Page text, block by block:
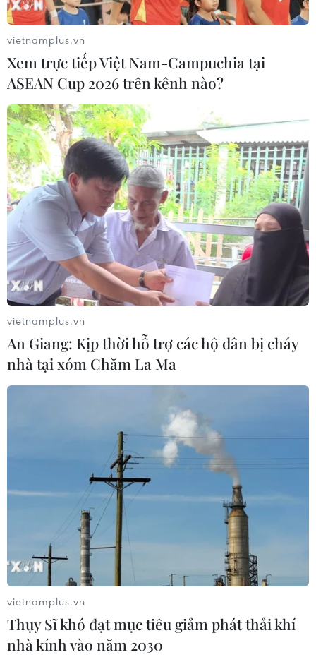
Cạnh tranh kinh tế, thương mại Mỹ-
Trung Quốc nhìn từ thực tế
27/07/2021 08:36
Sự suy giảm (của Mỹ) và đà tăng trưởng (của Trung
Quốc) trong quan hệ kinh tế, thương mại với các nước
trên thế giới kỳ thực sẽ giúp Bắc Kinh gia tăng áp lực
cạnh tranh quyền lực đối với Washington.
Trọng tâm mới trong chiến lược cạnh
tranh thương mại Mỹ-Trung
17/08/2021 08:00
Trong một thời gian dài sắp tới, "cạnh tranh là chủ yếu,
hợp tác có giới hạn" rất có thể sẽ là tông điệu chính của
quan hệ Mỹ-Trung.
vietnamplus.vn
Xem trực tiếp Việt Nam-Campuchia tại
ASEAN Cup 2026 trên kênh nào?
vietnamplus.vn
An Giang: Kịp thời hỗ trợ các hộ dân bị cháy
nhà tại xóm Chăm La Ma
vietnamplus.vn
Thụy Sĩ khó đạt mục tiêu giảm phát thải khí
nhà kính vào năm 2030